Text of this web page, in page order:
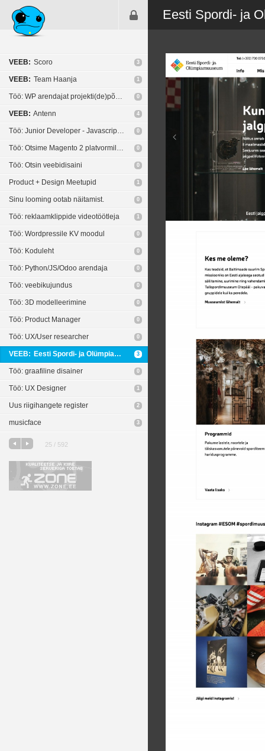
VEEB: Scoro 3
VEEB: Team Haanja 1
Töö: WP arendajat projekti(de)põhiselt 0
VEEB: Antenn 4
Töö: Junior Developer - Javascript or C++ 0
Töö: Otsime Magento 2 platvormile e-poe tegijat 0
Töö: Otsin veebidisaini 0
Product + Design Meetupid 1
Sinu looming ootab näitamist. 0
Töö: reklaamklippide videotöötleja 1
Töö: Wordpressile KV moodul 0
Töö: Koduleht 0
Töö: Python/JS/Odoo arendaja 0
Töö: veebikujundus 0
Töö: 3D modelleerimine 0
Töö: Product Manager 0
Töö: UX/User researcher 0
VEEB: Eesti Spordi- ja Olümpiamuuseum 3
Töö: graafiline disainer 0
Töö: UX Designer 1
Uus riigihangete register 2
musicface 3
25 / 592
Eesti Spordi- ja